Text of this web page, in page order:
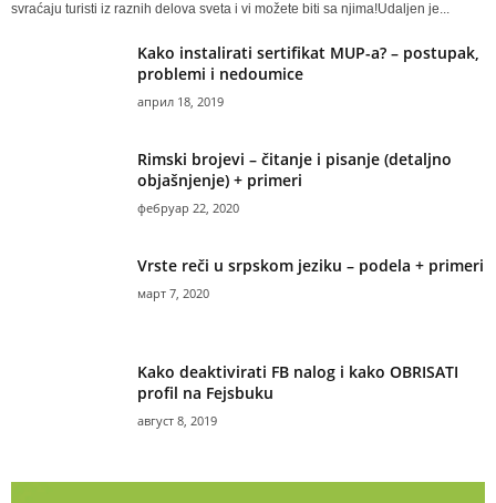
svraćaju turisti iz raznih delova sveta i vi možete biti sa njima!Udaljen je...
Kako instalirati sertifikat MUP-a? – postupak,
problemi i nedoumice
април 18, 2019
Rimski brojevi – čitanje i pisanje (detaljno
objašnjenje) + primeri
фебруар 22, 2020
Vrste reči u srpskom jeziku – podela + primeri
март 7, 2020
Kako deaktivirati FB nalog i kako OBRISATI
profil na Fejsbuku
август 8, 2019